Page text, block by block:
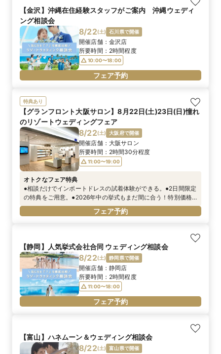
【金沢】沖縄在住経験スタッフがご案内 沖縄ウェディ
ング相談会
8/22(土) 石川県で開催
開催店舗： 金沢店
所要時間： 2時間程度
10:00〜18:00
フェア予約
特典あり
【グランフロント大阪サロン】8月22日(土)23日(日)憧れ
のリゾートウェディングフェア
8/22(土) 大阪府で開催
開催店舗： 大阪サロン
所要時間： 2時間30分程度
11:00〜19:00
オトクなフェア特典
●相談だけでインポートドレスの試着体験ができる。●2日間限定
の特典をご用意。●2026年中の挙式もまだ間に合う！特別価格
商品販売。
フェア予約
【静岡】人気挙式会社合同 ウェディング相談会
8/22(土) 静岡県で開催
開催店舗： 静岡店
所要時間： 2時間程度
11:00〜18:00
フェア予約
【富山】ハネムーン＆ウェディング相談会
8/22(土) 富山県で開催